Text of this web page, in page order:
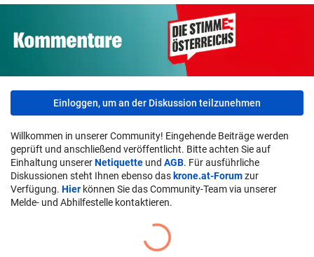
Einloggen, um an der Diskussion teilzunehmen
Willkommen in unserer Community! Eingehende Beiträge werden
geprüft und anschließend veröffentlicht. Bitte achten Sie auf
Einhaltung unsererNetiquette und AGB. Für ausführliche
Diskussionen steht Ihnen ebenso das krone.at-Forumzur
Verfügung. Hier können Sie das Community-Team via unserer
Melde- und Abhilfestelle kontaktieren.